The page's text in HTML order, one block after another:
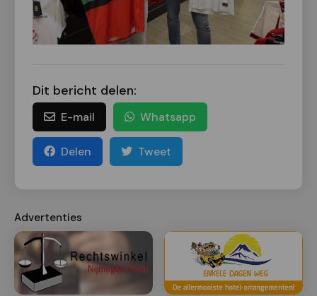
Dit bericht delen:
E-mail Whatsapp
Delen Tweet
Advertenties